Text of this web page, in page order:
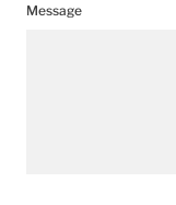
Message